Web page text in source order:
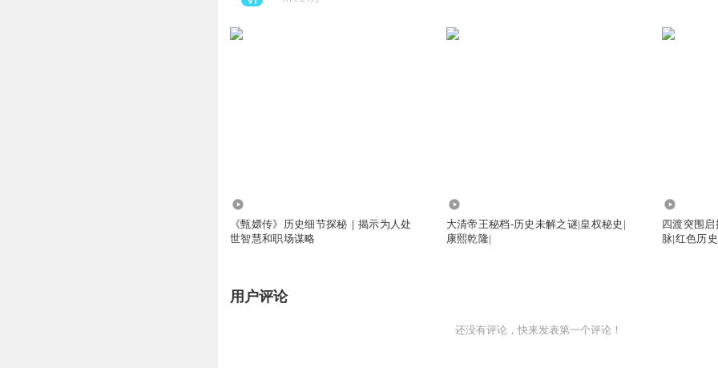
《甄嬛传》历史细节探秘｜揭示为人处
世智慧和职场谋略
大清帝王秘档-历史未解之谜|皇权秘史|
康熙乾隆|
四渡突围
脉|红色历史
用户评论
还没有评论，快来发表第一个评论！